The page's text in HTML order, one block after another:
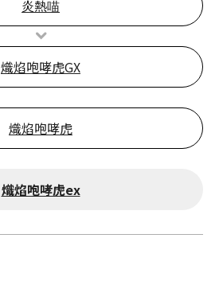
炎熱喵
熾焰咆哮虎GX
熾焰咆哮虎
熾焰咆哮虎ex